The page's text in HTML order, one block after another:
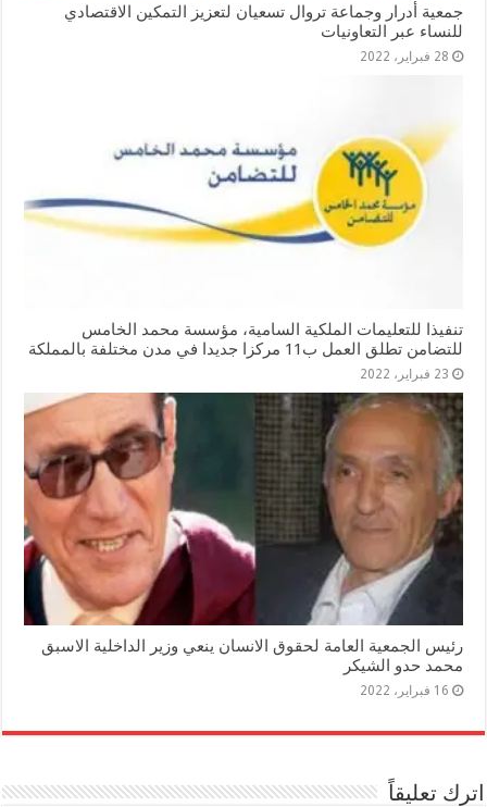
جمعية أدرار وجماعة تروال تسعيان لتعزيز التمكين الاقتصادي
للنساء عبر التعاونيات
28 فبراير، 2022
تنفيذا للتعليمات الملكية السامية، مؤسسة محمد الخامس
للتضامن تطلق العمل ب11 مركزا جديدا في مدن مختلفة بالمملكة
23 فبراير، 2022
رئيس الجمعية العامة لحقوق الانسان ينعي وزير الداخلية الاسبق
محمد حدو الشيكر
16 فبراير، 2022
اترك تعليقاً